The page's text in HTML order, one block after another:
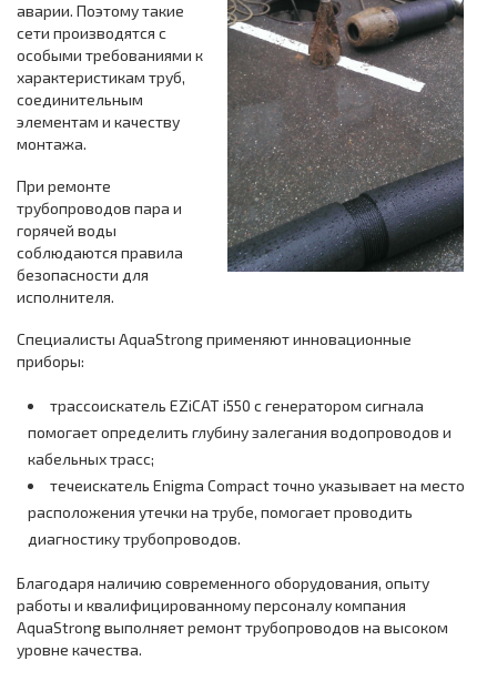
аварии. Поэтому такие
сети производятся с
особыми требованиями к
характеристикам труб,
соединительным
элементам и качеству
монтажа.
При ремонте
трубопроводов пара и
горячей воды
соблюдаются правила
безопасности для
исполнителя.
Специалисты AquaStrong применяют инновационные
приборы:
трассоискатель EZiCAT i550 с генератором сигнала
помогает определить глубину залегания водопроводов и
кабельных трасс;
течеискатель Enigma Compact точно указывает на место
расположения утечки на трубе, помогает проводить
диагностику трубопроводов.
Благодаря наличию современного оборудования, опыту
работы и квалифицированному персоналу компания
AquaStrong выполняет ремонт трубопроводов на высоком
уровне качества.